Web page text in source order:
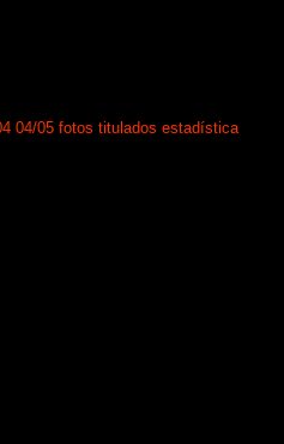
04/05 fotos titulados estadística